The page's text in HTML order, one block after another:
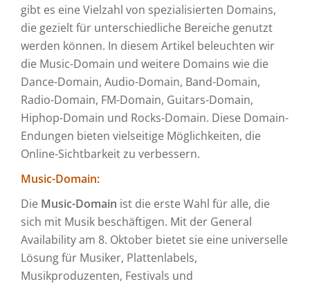
gibt es eine Vielzahl von spezialisierten Domains,
die gezielt für unterschiedliche Bereiche genutzt
werden können. In diesem Artikel beleuchten wir
die Music-Domain und weitere Domains wie die
Dance-Domain, Audio-Domain, Band-Domain,
Radio-Domain, FM-Domain, Guitars-Domain,
Hiphop-Domain und Rocks-Domain. Diese Domain-
Endungen bieten vielseitige Möglichkeiten, die
Online-Sichtbarkeit zu verbessern.
Music-Domain:
Die Music-Domain ist die erste Wahl für alle, die
sich mit Musik beschäftigen. Mit der General
Availability am 8. Oktober bietet sie eine universelle
Lösung für Musiker, Plattenlabels,
Musikproduzenten, Festivals und